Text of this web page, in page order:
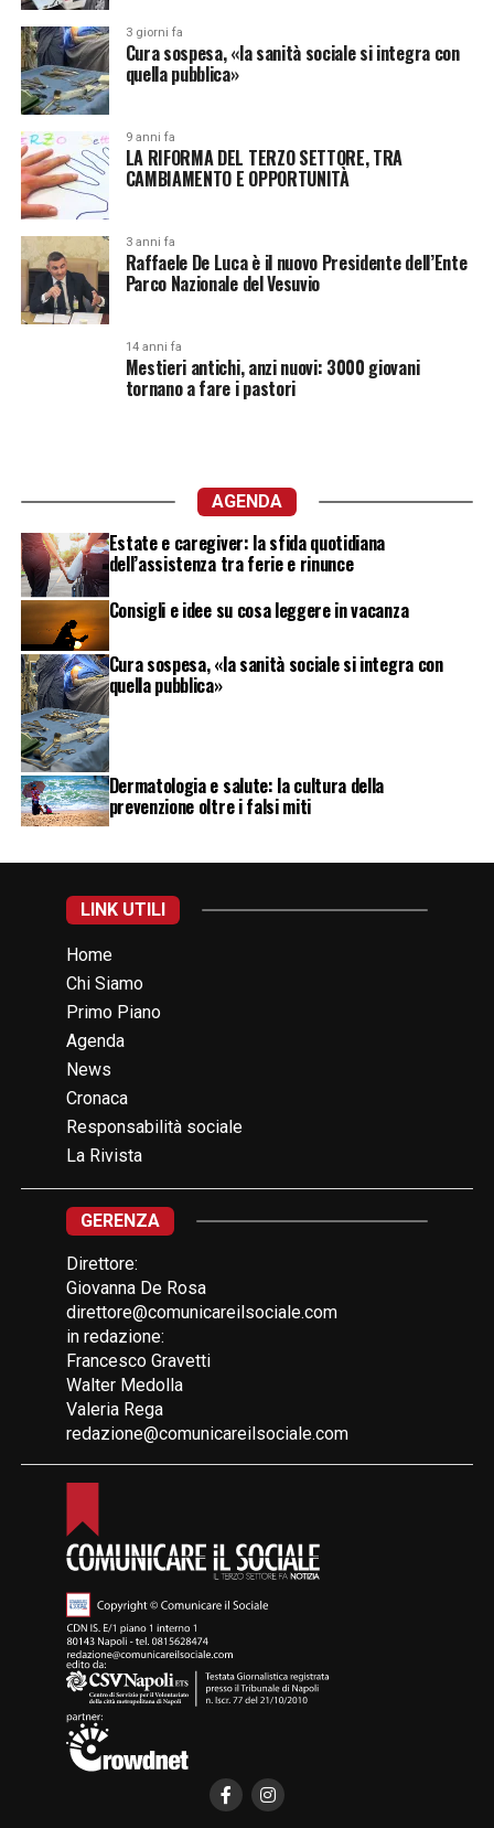
3 giorni fa
Cura sospesa, «la sanità sociale si integra con
quella pubblica»
9 anni fa
LA RIFORMA DEL TERZO SETTORE, TRA
CAMBIAMENTO E OPPORTUNITÀ
3 anni fa
Raffaele De Luca è il nuovo Presidente dell’Ente
Parco Nazionale del Vesuvio
14 anni fa
Mestieri antichi, anzi nuovi: 3000 giovani
tornano a fare i pastori
AGENDA
Estate e caregiver: la sfida quotidiana
dell’assistenza tra ferie e rinunce
Consigli e idee su cosa leggere in vacanza
Cura sospesa, «la sanità sociale si integra con
quella pubblica»
Dermatologia e salute: la cultura della
prevenzione oltre i falsi miti
LINK UTILI
Home
Chi Siamo
Primo Piano
Agenda
News
Cronaca
Responsabilità sociale
La Rivista
GERENZA
Direttore:
Giovanna De Rosa
direttore@comunicareilsociale.com
in redazione:
Francesco Gravetti
Walter Medolla
Valeria Rega
redazione@comunicareilsociale.com